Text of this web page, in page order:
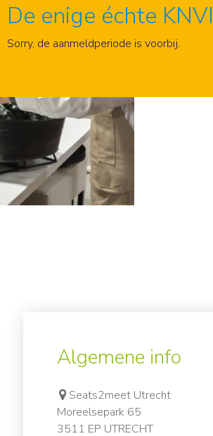
De enige échte
Aanmelden
Sorry, de aanmeldperiode is voorbij.
Algemene info
Seats2meet Utrecht
Moreelsepark 65
3511 EP UTRECHT